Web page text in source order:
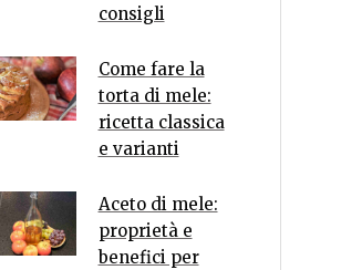
consigli
Come fare la
torta di mele:
ricetta classica
e varianti
Aceto di mele:
proprietà e
benefici per